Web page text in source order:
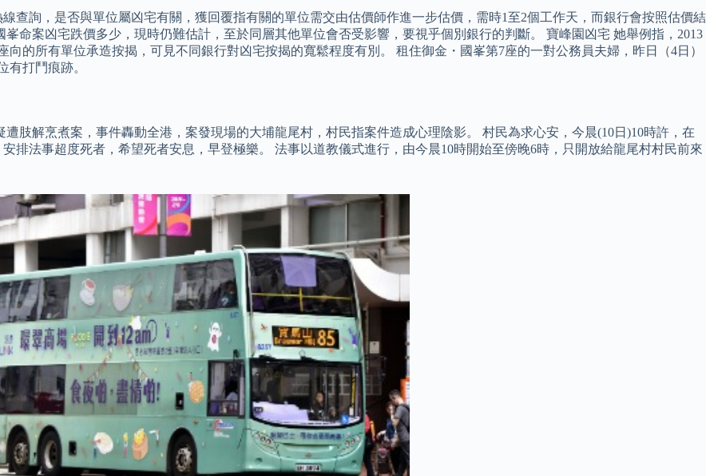
查詢，是否與單位屬凶宅有關，獲回覆指有關的單位需交由估價師作進一步估價，需時1至2個工作天，而銀行會按照估價結
命案凶宅跌價多少，現時仍難估計，至於同層其他單位會否受影響，要視乎個別銀行的判斷。 寶峰園凶宅 她舉例指，2013
的所有單位承造按揭，可見不同銀行對凶宅按揭的寬鬆程度有別。 租住御金・國峯第7座的一對公務員夫婦，昨日（4日）
有打鬥痕跡。
肢解烹煮案，事件轟動全港，案發現場的大埔龍尾村，村民指案件造成心理陰影。 村民為求心安，今晨(10日)10時許，在
排法事超度死者，希望死者安息，早登極樂。 法事以道教儀式進行，由今晨10時開始至傍晚6時，只開放給龍尾村村民前來